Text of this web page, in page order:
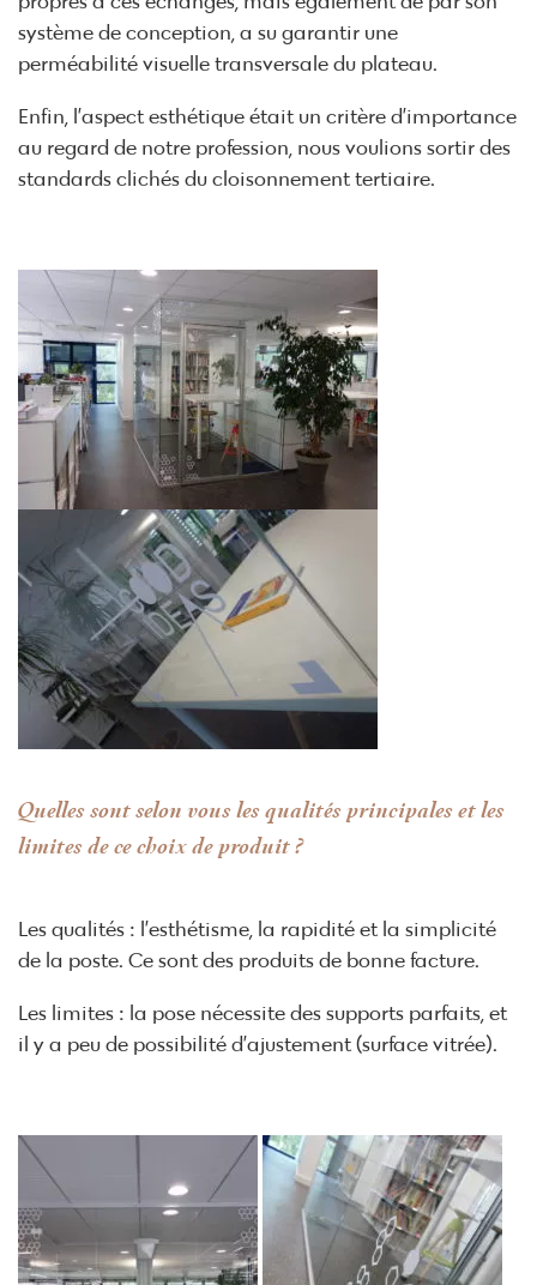
système de conception, a su garantir une
perméabilité visuelle transversale du plateau.
Enfin, l’aspect esthétique était un critère d’importance
au regard de notre profession, nous voulions sortir des
standards clichés du cloisonnement tertiaire.
Quelles sont selon vous les qualités principales et les
limites de ce choix de produit ?
Les qualités : l’esthétisme, la rapidité et la simplicité
de la poste. Ce sont des produits de bonne facture.
Les limites : la pose nécessite des supports parfaits, et
il y a peu de possibilité d’ajustement (surface vitrée).